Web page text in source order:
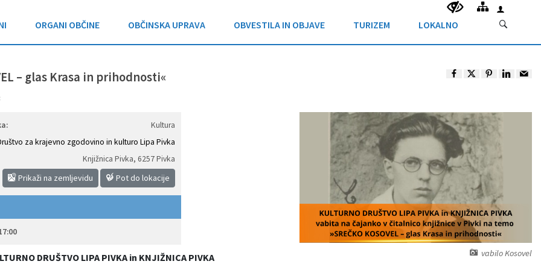
ORGANI OBČINE OBČINSKA UPRAVA OBVESTILA IN OBJAVE TURIZEM LOKALNO
– glas Krasa in prihodnosti«
vabilo Kosovel
Kultura
za krajevno zgodovino in kulturo Lipa Pivka
Knjižnica Pivka, 6257 Pivka
Prikaži na zemljevidu Pot do lokacije
DRUŠTVO LIPA PIVKA in KNJIŽNICA PIVKA